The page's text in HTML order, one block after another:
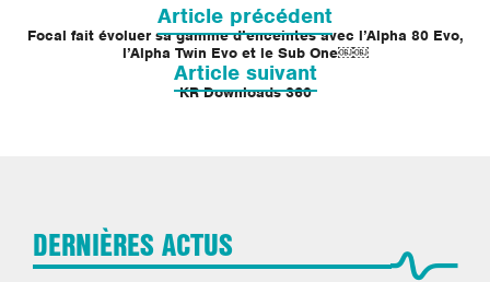
l’article Article précédent
Focal fait évoluer sa gamme d’enceintes avec l’Alpha 80 Evo,
l’Alpha Twin Evo et le Sub One￼￼
Article suivant
KR Downloads 360
DERNIÈRES ACTUS